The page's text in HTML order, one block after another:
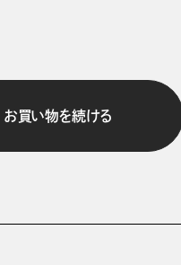
お買い物を続ける